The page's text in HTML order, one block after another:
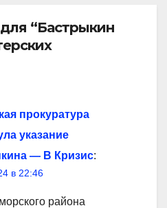
“Бастрыкин
прокуратура
указание
— В Кризис:
в 22:46
района